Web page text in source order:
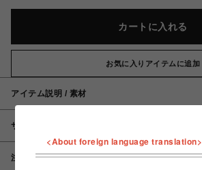
カートに入れる
お気に入りアイテムに追加
アイテム説明 / 素材
サイズ
注意事項
<About foreign language translation>